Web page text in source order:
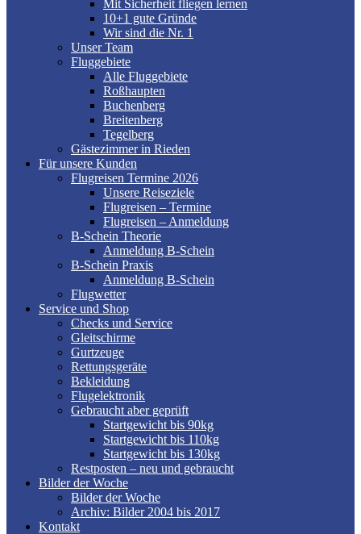
Mit Sicherheit fliegen lernen
10+1 gute Gründe
Wir sind die Nr. 1
Unser Team
Fluggebiete
Alle Fluggebiete
Roßhaupten
Buchenberg
Breitenberg
Tegelberg
Gästezimmer in Rieden
Für unsere Kunden
Flugreisen Termine 2026
Unsere Reiseziele
Flugreisen – Termine
Flugreisen – Anmeldung
B-Schein Theorie
Anmeldung B-Schein
B-Schein Praxis
Anmeldung B-Schein
Flugwetter
Service und Shop
Checks und Service
Gleitschirme
Gurtzeuge
Rettungsgeräte
Bekleidung
Flugelektronik
Gebraucht aber geprüft
Startgewicht bis 90kg
Startgewicht bis 110kg
Startgewicht bis 130kg
Restposten – neu und gebraucht
Bilder der Woche
Bilder der Woche
Archiv: Bilder 2004 bis 2017
Kontakt